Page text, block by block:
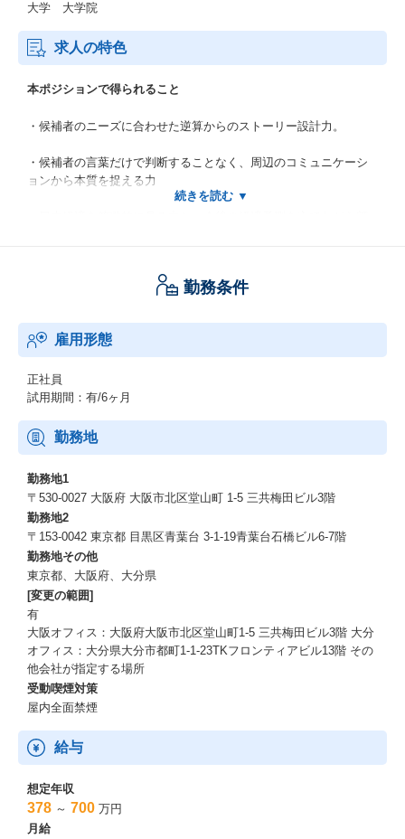
大学 大学院
求人の特色
本ポジションで得られること
・候補者のニーズに合わせた逆算からのストーリー設計力。
・候補者の言葉だけで判断することなく、周辺のコミュニケーシ
ョンから本質を捉える力
・経営に近いポジションの方とのコミュニケーションにより自分
・ゴリゴリのKPIマネジメント力
～成果を出し続ける自然型人材の育成、事業家の排出～
当社は、自然型人材の育成と事業家の排出に力を注いでいます。
私たちは個々の成果と組織の成功が密接に関連していると考え、
そのために情熱を持って周囲に影響を与える人材が不可欠だと信
じ、
育成に注力しています。
そのためには、20代から責任ある決断を多く経験する必要がある
と捉え、
年齢や社歴に関係なく多くの抜擢を推進します。
将来的には、様々な事業を生み出し、新しい価値を創造する事業
家になることをコアポリシーとしています。
求める人物像
・「仮説→小さく作る→回す→標準化」のサイクルを早く回せる
方
・定量・定性の両面で「転職成功」の定義を言語化し、候補者と
一緒に磨ける方
・チャレンジ精神旺盛で、新規事業の立ち上げや経営者になるこ
とに興味がある方
・チーム一丸となって、大きな組織目標を達成したいという想い
がある方
・業界トップを目指したいという想いに賛同し、実現に向けてが
勤務条件
雇用形態
正社員
試用期間：有/6ヶ月
勤務地
勤務地1
〒530-0027 大阪府 大阪市北区堂山町 1-5 三共梅田ビル3階
勤務地2
〒153-0042 東京都 目黒区青葉台 3-1-19青葉台石橋ビル6-7階
勤務地その他
東京都、大阪府、大分県
[変更の範囲]
有
大阪オフィス：大阪府大阪市北区堂山町1-5 三共梅田ビル3階 大分
オフィス：大分県大分市都町1-1-23TKフロンティアビル13階 その
他会社が指定する場所
受動喫煙対策
屋内全面禁煙
給与
想定年収
378 ～ 700 万円
月給